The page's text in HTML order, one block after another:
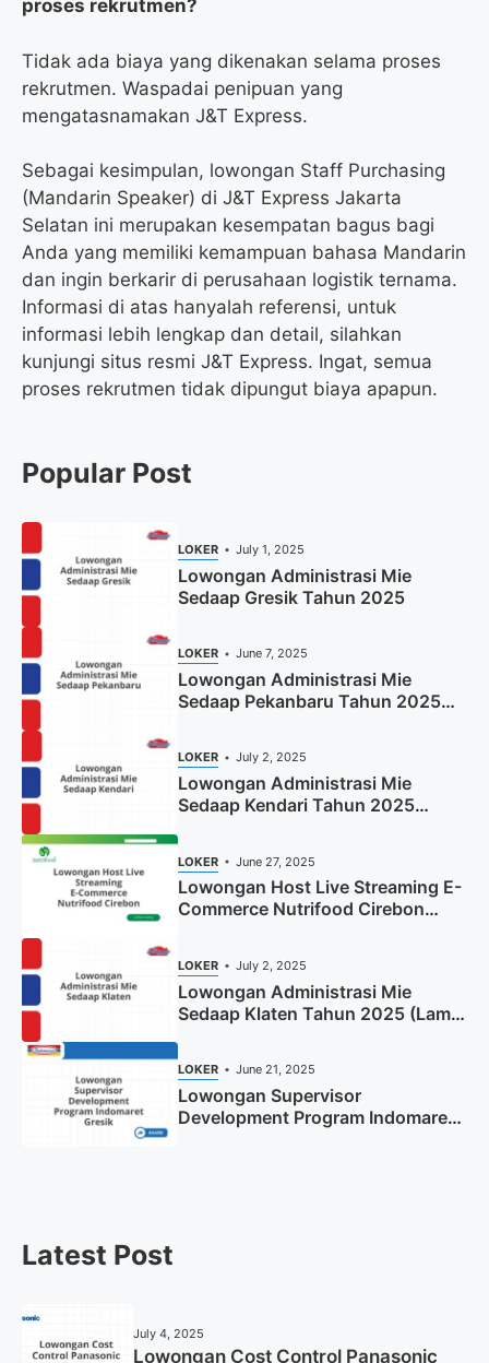
proses rekrutmen?
Tidak ada biaya yang dikenakan selama proses
rekrutmen. Waspadai penipuan yang
mengatasnamakan J&T Express.
Sebagai kesimpulan, lowongan Staff Purchasing
(Mandarin Speaker) di J&T Express Jakarta
Selatan ini merupakan kesempatan bagus bagi
Anda yang memiliki kemampuan bahasa Mandarin
dan ingin berkarir di perusahaan logistik ternama.
Informasi di atas hanyalah referensi, untuk
informasi lebih lengkap dan detail, silahkan
kunjungi situs resmi J&T Express. Ingat, semua
proses rekrutmen tidak dipungut biaya apapun.
Popular Post
LOKER July 1, 2025
Lowongan Administrasi Mie
Sedaap Gresik Tahun 2025
LOKER June 7, 2025
Lowongan Administrasi Mie
Sedaap Pekanbaru Tahun 2025
LOKER July 2, 2025
Lowongan Administrasi Mie
Sedaap Kendari Tahun 2025
LOKER June 27, 2025
Lowongan Host Live Streaming E-
Commerce Nutrifood Cirebon
LOKER July 2, 2025
Lowongan Administrasi Mie
Sedaap Klaten Tahun 2025 (Lamar
LOKER June 21, 2025
Lowongan Supervisor
Development Program Indomaret
Latest Post
July 4, 2025
Lowongan Cost Control Panasonic